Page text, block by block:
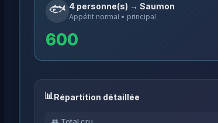
🐟 4 personne(s) → Saumon
Appétit normal • principal
600
Répartition détaillée